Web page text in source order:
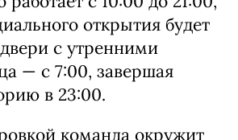
режиме
с 10:00 до 21:00,
открытия будет
с утренними
— с 7:00, завершая
в 23:00.